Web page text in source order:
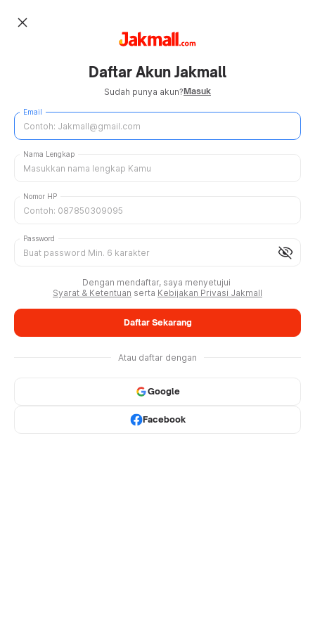
close
Daftar Akun Jakmall
Sudah punya akun?Masuk
Email
Nama Lengkap
Nomor HP
visibility_off
Password
Dengan mendaftar, saya menyetujui
Syarat & Ketentuan serta Kebijakan Privasi Jakmall
Daftar Sekarang
Atau daftar dengan
Google
Facebook